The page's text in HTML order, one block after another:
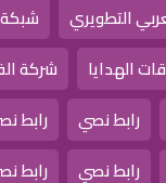
التطويري
الهدايا
شركة
رابط نصي رابط
رابط نصي رابط